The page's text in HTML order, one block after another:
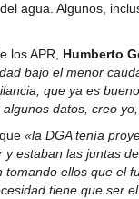
agua. Algunos,
los APR, Humberto
bajo el menor
que ya es
datos, creo
«la DGA tenía
estaban las juntas
ellos que el
tiene que ser